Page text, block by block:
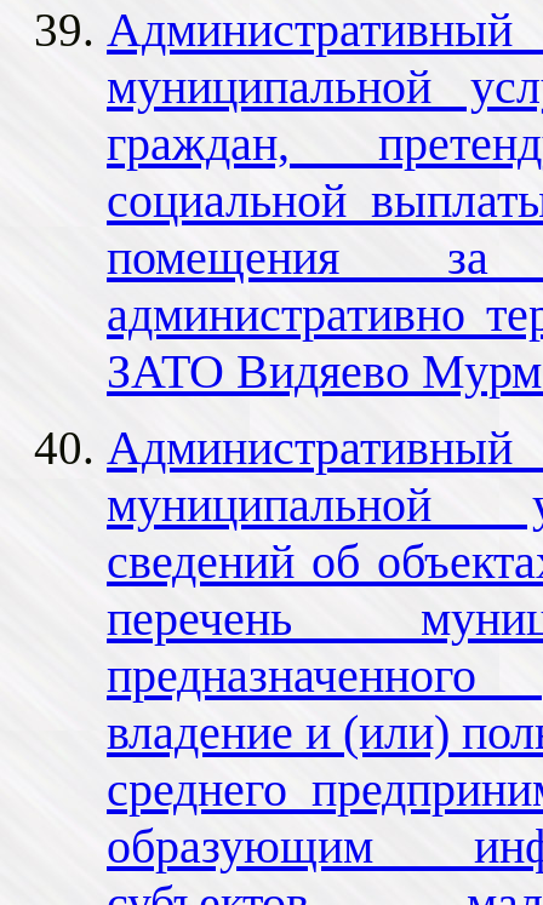
Административный
муниципальной
граждан,
социальной
помещения за
административно
ЗАТО Видяево
Административный
муниципальной
сведений об
перечень
владение и (или)
среднего
образующим